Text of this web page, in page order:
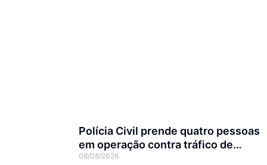
Polícia Civil prende quatro pessoas
em operação contra tráfico de
animais silvestres
06/08/2026